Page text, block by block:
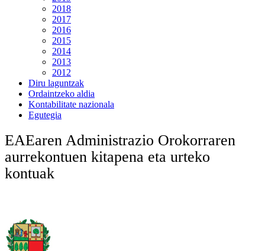
2018
2017
2016
2015
2014
2013
2012
Diru laguntzak
Ordaintzeko aldia
Kontabilitate nazionala
Egutegia
EAEaren Administrazio Orokorraren
aurrekontuen kitapena eta urteko
kontuak